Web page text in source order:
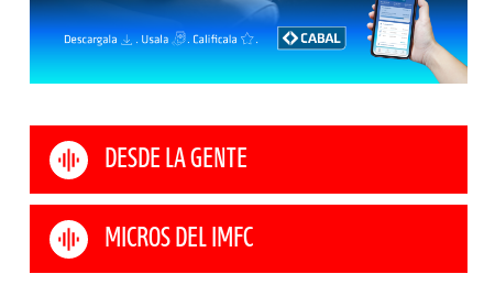
DESDE LA GENTE
MICROS DEL IMFC